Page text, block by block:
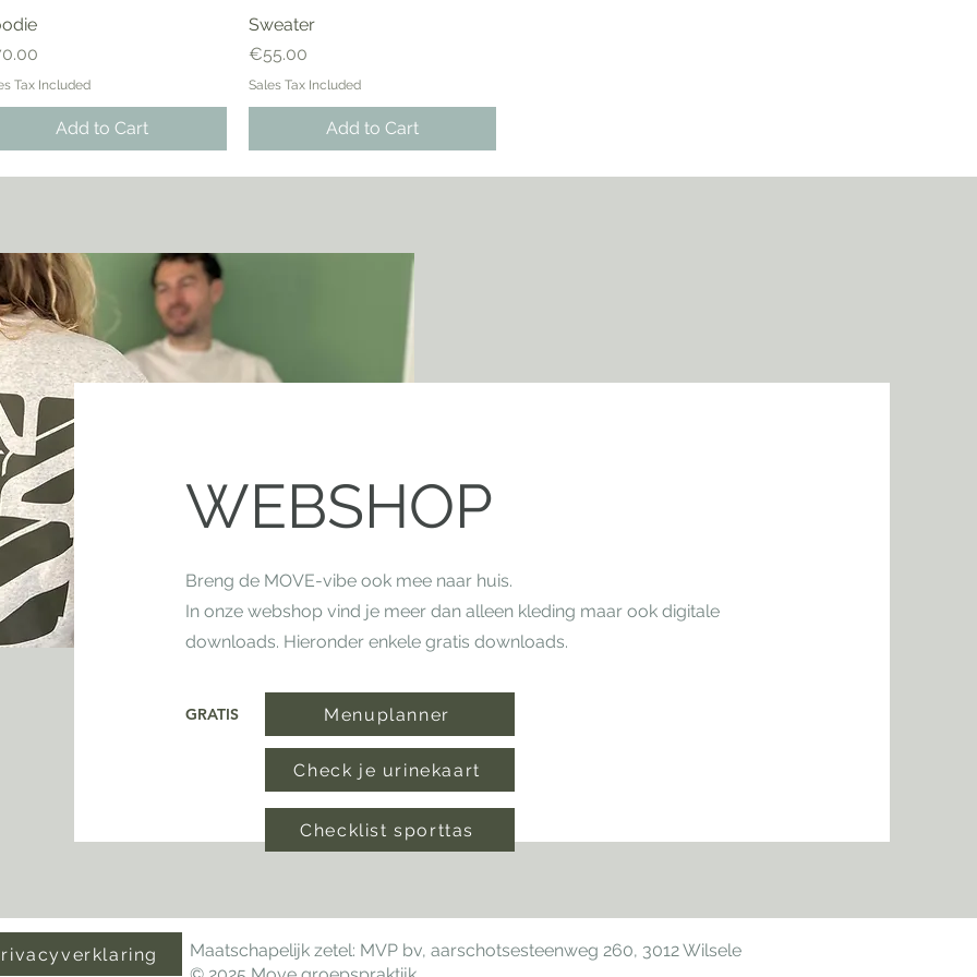
Tax Included
Add to Cart
Sweater
Price
€55.00
Sales Tax Included
Add to Cart
WEBSHOP
Breng de MOVE-vibe ook mee naar huis.
In onze webshop vind je meer dan alleen kleding maar ook digitale
downloads. Hieronder enkele gratis downloads.
GRATIS Menuplanner
Check je urinekaart
Checklist sporttas
Maatschapelijk zetel: MVP bv, aarschotsesteenweg 260, 3012 Wilsele